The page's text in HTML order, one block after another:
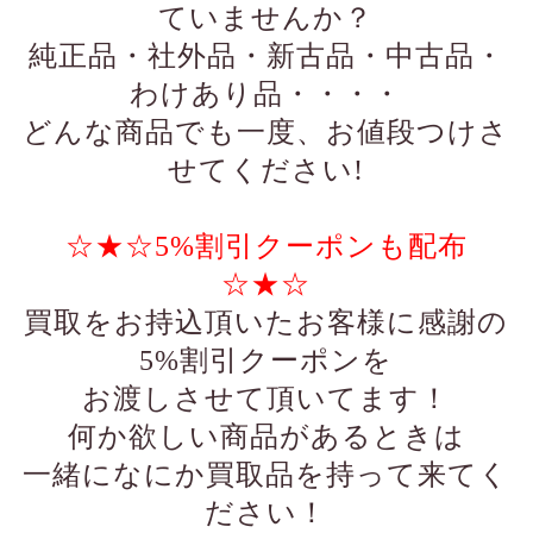
ていませんか？
純正品・社外品・新古品・中古品・
わけあり品・・・・
どんな商品でも一度、お値段つけさ
せてください!
☆★☆5%割引クーポンも配布
☆★☆
買取をお持込頂いたお客様に感謝の
5%割引クーポンを
お渡しさせて頂いてます！
何か欲しい商品があるときは
一緒になにか買取品を持って来てく
ださい！